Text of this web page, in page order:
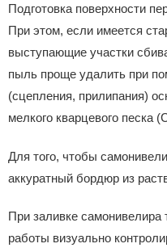
Подготовка поверхности
При этом, если имеется
выступающие участки
пыль проще удалить при
(сцепления, прилипания)
мелкого кварцевого песка
Для того, чтобы
аккуратный бордюр из
При заливке самонивелира
работы визуально